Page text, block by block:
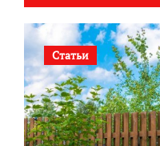
Статьи